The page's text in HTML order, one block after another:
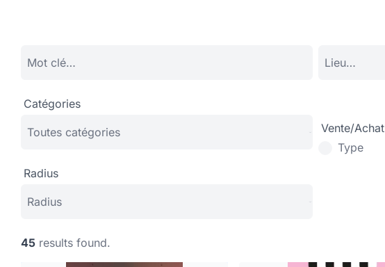
Catégories
Vente/Achat
Type
Radius
45 results found.